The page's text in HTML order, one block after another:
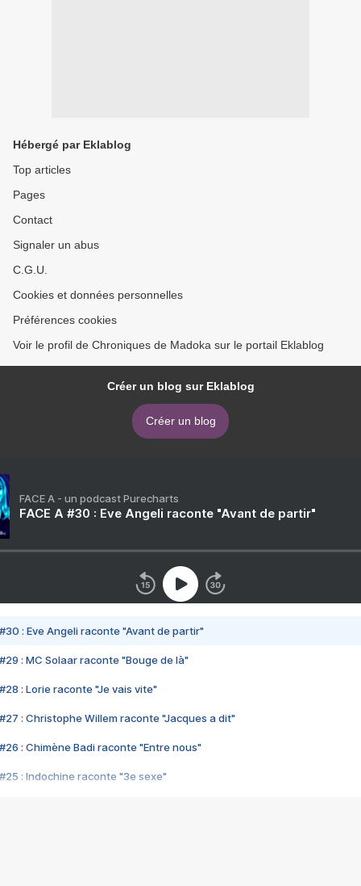
Hébergé par Eklablog
Top articles
Pages
Contact
Signaler un abus
C.G.U.
Cookies et données personnelles
Préférences cookies
Voir le profil de Chroniques de Madoka sur le portail Eklablog
Créer un blog sur Eklablog
Créer un blog
FACE A - un podcast Purecharts
FACE A #30 : Eve Angeli raconte "Avant de partir"
#30 : Eve Angeli raconte "Avant de partir"
#29 : MC Solaar raconte "Bouge de là"
#28 : Lorie raconte "Je vais vite"
#27 : Christophe Willem raconte "Jacques a dit"
#26 : Chimène Badi raconte "Entre nous"
#25 : Indochine raconte "3e sexe"